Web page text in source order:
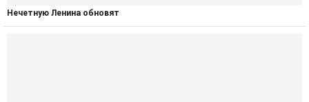
Нечетную Ленина обновят